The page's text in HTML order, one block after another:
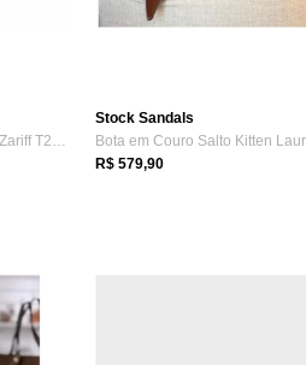
Sapato Feminino Slingback Zariff T2019-1...
Stock Sandals
R$ 579,90